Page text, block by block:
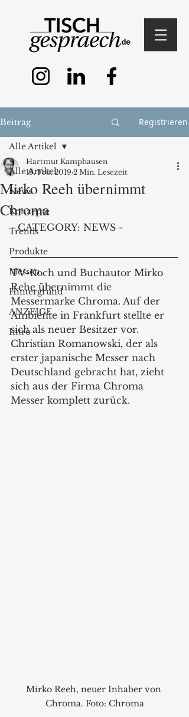
Beitrag Registrieren
Alle Artikel
News
Konzepte
Trends
Produkte
Messen
Hintergrund
ANZEIGE
Intro
Alle Artikel
Mirko Reeh übernimmt
Chroma
Hartmut Kamphausen
19. Feb. 2019 2 Min. Lesezeit
- CATEGORY: NEWS -
TV-Koch und Buchautor Mirko
Rehe übernimmt die
Messermarke Chroma. Auf der
Ambiente in Frankfurt stellte er
sich als neuer Besitzer vor.
Christian Romanowski, der als
erster japanische Messer nach
Deutschland gebracht hat, zieht
sich aus der Firma Chroma
Messer komplett zurück.
Mirko Reeh, neuer Inhaber von
Chroma. Foto: Chroma